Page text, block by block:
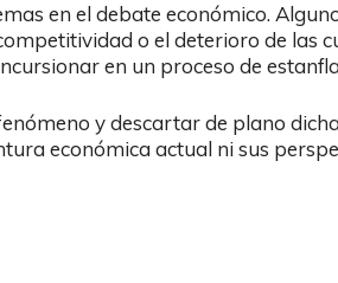
en el debate económico.
o el deterioro de las
en un proceso de
y descartar de plano
económica actual ni sus